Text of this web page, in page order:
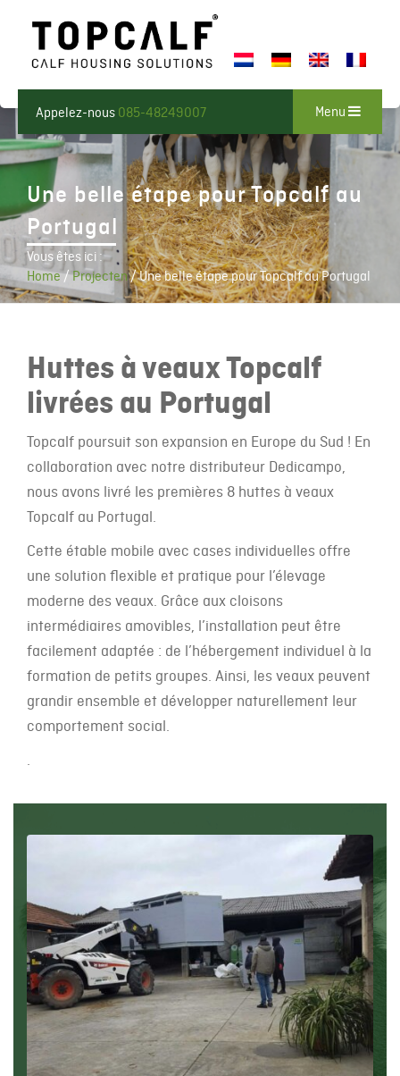
Appelez-nous 085-48249007 Menu
Une belle étape pour Topcalf au
Portugal
Vous êtes ici :
Home/Projecten/Une belle étape pour Topcalf au Portugal
Huttes à veaux Topcalf
livrées au Portugal
Topcalf poursuit son expansion en Europe du Sud ! En
collaboration avec notre distributeur Dedicampo,
nous avons livré les premières 8 huttes à veaux
Topcalf au Portugal.
Cette étable mobile avec cases individuelles offre
une solution flexible et pratique pour l’élevage
moderne des veaux. Grâce aux cloisons
intermédiaires amovibles, l’installation peut être
facilement adaptée : de l’hébergement individuel à la
formation de petits groupes. Ainsi, les veaux peuvent
grandir ensemble et développer naturellement leur
comportement social.
.